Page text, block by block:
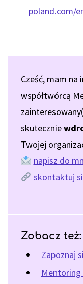
poland.com/
Cześć, mam
współtwórcą
skutecznie
Twojej
napisz do
skontaktuj
Zobacz też:
Zapoznaj